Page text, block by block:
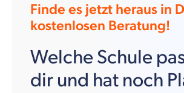
Finde es jetzt heraus in
kostenlosen Beratung!
Welche Schule
dir und hat noch